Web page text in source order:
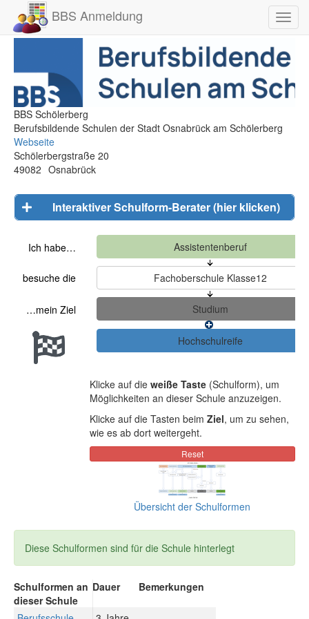
BBS Anmeldung
BBS Schölerberg
Berufsbildende Schulen der Stadt Osnabrück am Schölerberg
Webseite
Schölerbergstraße 20
49082 Osnabrück
Interaktiver Schulform-Berater (hier klicken)
Ich habe…
besuche die
…mein Ziel
Klicke auf die weiße Taste(Schulform), um
Möglichkeiten an dieser Schule anzuzeigen.
Klicke auf die Tasten beim Ziel, um zu sehen,
wie es ab dort weitergeht.
Übersicht der Schulformen
Diese Schulformen sind für die Schule hinterlegt
Schulformen an
dieser Schule
Dauer Bemerkungen